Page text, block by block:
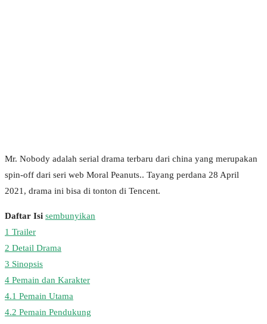
Mr. Nobody adalah serial drama terbaru dari china yang merupakan
spin-off dari seri web Moral Peanuts.. Tayang perdana 28 April
2021, drama ini bisa di tonton di Tencent.
Daftar Isi sembunyikan
1 Trailer
2 Detail Drama
3 Sinopsis
4 Pemain dan Karakter
4.1 Pemain Utama
4.2 Pemain Pendukung